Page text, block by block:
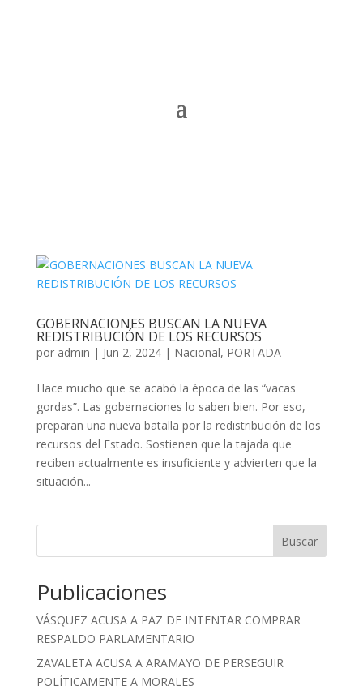
GOBERNACIONES BUSCAN LA NUEVA
REDISTRIBUCIÓN DE LOS RECURSOS
por admin | Jun 2, 2024| Nacional, PORTADA
Hace mucho que se acabó la época de las “vacas
gordas”. Las gobernaciones lo saben bien. Por eso,
preparan una nueva batalla por la redistribución de los
recursos del Estado. Sostienen que la tajada que
reciben actualmente es insuficiente y advierten que la
situación...
Buscar
Publicaciones
VÁSQUEZ ACUSA A PAZ DE INTENTAR COMPRAR
RESPALDO PARLAMENTARIO
ZAVALETA ACUSA A ARAMAYO DE PERSEGUIR
POLÍTICAMENTE A MORALES